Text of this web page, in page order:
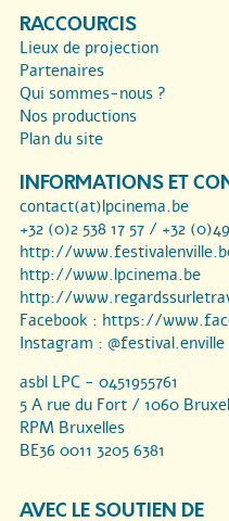
RACCOURCIS
Lieux de projection
Partenaires
Qui sommes-nous ?
Nos productions
Plan du site
INFORMATIONS ET
contact(at)lpcinema.be
+32 (0)2 538 17 57 / +32
http://
http://www.lpcinema.be
http://
Facebook : https://
Instagram : @festival.enville
asbl LPC - 0451955761
5 A rue du Fort / 1060
RPM Bruxelles
BE36 0011 3205 6381
AVEC LE SOUTIEN DE